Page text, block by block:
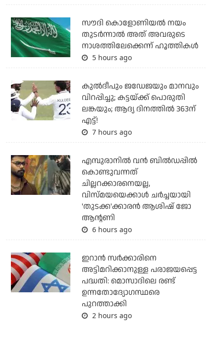
സൗദി കൊളോണിയല്‍ നയം
തുടര്‍ന്നാല്‍ അത് അവരുടെ
നാശത്തിലേക്കെന്ന് ഹൂത്തികള്‍
5 hours ago
കുല്‍ദീപും ജഡേജയും മാനവും
വിറപ്പിച്ചു; കട്ടയ്ക്ക് പൊരുതി
ലങ്കയും; ആദ്യ ദിനത്തില്‍ 363ന്
എട്ട്!
7 hours ago
എമ്പുരാനില്‍ വന്‍ ബില്‍ഡപ്പില്‍
കൊണ്ടുവന്നത്
ചില്ലറക്കാരനെയല്ല,
വിസ്മയയെക്കാള്‍ ചര്‍ച്ചയായി
'തുടക്ക'ക്കാരന്‍ ആശിഷ് ജോ
ആന്റണി
6 hours ago
ഇറാന്‍ സര്‍ക്കാരിനെ
അട്ടിമറിക്കാനുള്ള പരാജയപ്പെട്ട
പദ്ധതി: മൊസാദിലെ രണ്ട്
ഉന്നതോദ്യോഗസ്ഥരെ
പുറത്താക്കി
2 hours ago